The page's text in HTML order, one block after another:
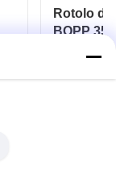
Rotolo di
BOPP